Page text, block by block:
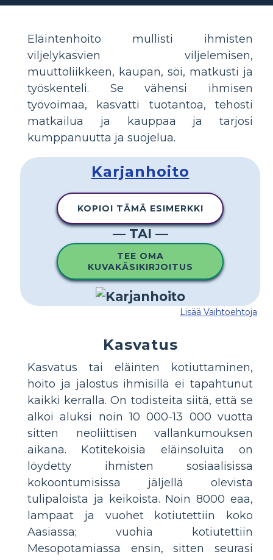
Eläintenhoito mullisti ihmisten
viljelykasvien viljelemisen,
muuttoliikkeen, kaupan, söi, matkusti ja
työskenteli. Se vähensi ihmisen
työvoimaa, kasvatti tuotantoa, tehosti
matkailua ja kauppaa ja tarjosi
kumppanuutta ja suojelua.
Karjanhoito
KOPIOI TÄMÄ ESIMERKKI
— TAI —
TEE OMA
KUVAKÄSIKIRJOITUS
Lisää Vaihtoehtoja
Kasvatus
Kasvatus tai eläinten kotiuttaminen,
hoito ja jalostus ihmisillä ei tapahtunut
kaikki kerralla. On todisteita siitä, että se
alkoi aluksi noin 10 000-13 000 vuotta
sitten neoliittisen vallankumouksen
aikana. Kotitekoisia eläinsoluita on
löydetty ihmisten sosiaalisissa
kokoontumisissa jäljellä olevista
tulipaloista ja keikoista. Noin 8000 eaa,
lampaat ja vuohet kotiutettiin koko
Aasiassa; vuohia kotiutettiin
Mesopotamiassa ensin, sitten seurasi